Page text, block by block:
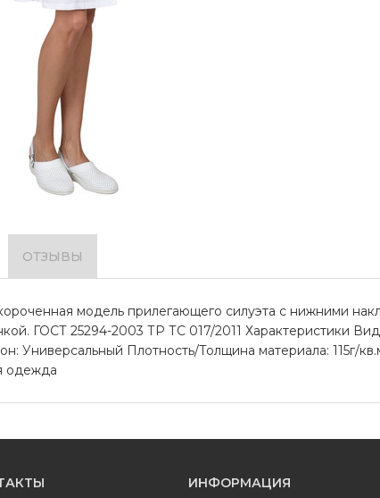
ОТЗЫВЫ
модель прилегающего силуэта с нижними
ГОСТ 25294-2003 ТР ТС 017/2011 Характеристики
Универсальный Плотность/Толщина материала: 115г/
одежда
ИНФОРМАЦИЯ